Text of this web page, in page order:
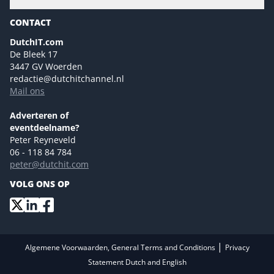
Magazines
Marketingmogelijkheden 2026
Eventmogelijkheden 2026
Advertising opportunities 2026 ENG
Event opportunities 2026 ENG
NL Digital
Versturen
CONTACT
DutchIT.com
De Bleek 17
3447 GV Woerden
redactie@dutchitchannel.nl
Mail ons
Adverteren of
eventdeelname?
Peter Reyneveld
06 - 118 84 784
peter@dutchit.com
VOLG ONS OP
Algemene Voorwaarden, General Terms and Conditions | Privacy
Statement Dutch and English